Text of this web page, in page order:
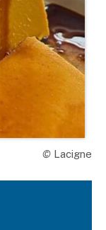
© Lacigne